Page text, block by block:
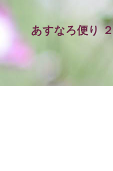
あすなろ便り